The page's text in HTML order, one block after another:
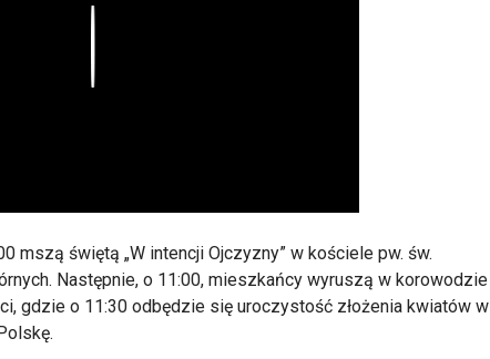
mszą świętą „W intencji Ojczyzny” w kościele pw. św.
Następnie, o 11:00, mieszkańcy wyruszą w korowodzie
gdzie o 11:30 odbędzie się uroczystość złożenia kwiatów w